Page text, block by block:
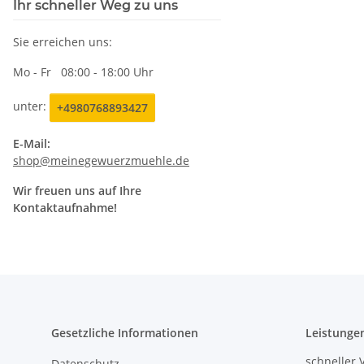
Ihr schneller Weg zu uns
Sie erreichen uns:
Mo - Fr 08:00 - 18:00 Uhr
unter: +4980768893427
E-Mail:
shop@meinegewuerzmuehle.de
Wir freuen uns auf Ihre
Kontaktaufnahme!
Gesetzliche Informationen